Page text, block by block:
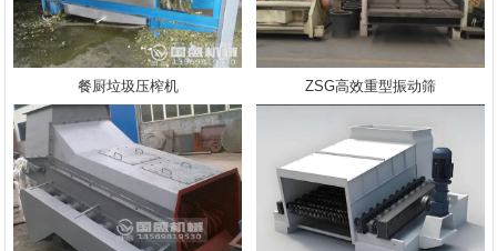
餐厨垃圾压榨机 ZSG高效重型振动筛